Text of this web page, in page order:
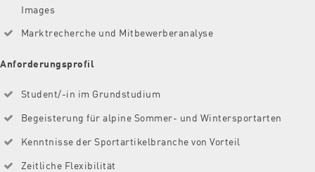
Images
Marktrecherche und Mitbewerberanalyse
Anforderungsprofil
Student/-in im Grundstudium
Begeisterung für alpine Sommer- und Wintersportarten
Kenntnisse der Sportartikelbranche von Vorteil
Zeitliche Flexibilität